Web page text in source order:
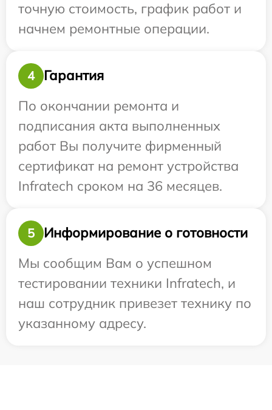
точную стоимость, график работ и
начнем ремонтные операции.
4
Гарантия
По окончании ремонта и
подписания акта выполненных
работ Вы получите фирменный
сертификат на ремонт устройства
Infratech сроком на 36 месяцев.
5
Информирование о готовности
Мы сообщим Вам о успешном
тестировании техники Infratech, и
наш сотрудник привезет технику по
указанному адресу.